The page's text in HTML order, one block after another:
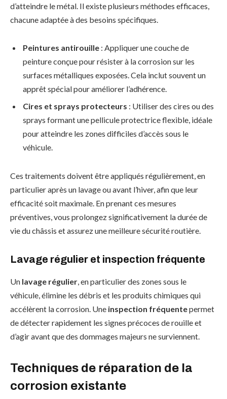
d’atteindre le métal. Il existe plusieurs méthodes efficaces,
chacune adaptée à des besoins spécifiques.
Peintures antirouille : Appliquer une couche de
peinture conçue pour résister à la corrosion sur les
surfaces métalliques exposées. Cela inclut souvent un
apprêt spécial pour améliorer l’adhérence.
Cires et sprays protecteurs : Utiliser des cires ou des
sprays formant une pellicule protectrice flexible, idéale
pour atteindre les zones difficiles d’accès sous le
véhicule.
Ces traitements doivent être appliqués régulièrement, en
particulier après un lavage ou avant l’hiver, afin que leur
efficacité soit maximale. En prenant ces mesures
préventives, vous prolongez significativement la durée de
vie du châssis et assurez une meilleure sécurité routière.
Lavage régulier et inspection fréquente
Un lavage régulier, en particulier des zones sous le
véhicule, élimine les débris et les produits chimiques qui
accélèrent la corrosion. Une inspection fréquentepermet
de détecter rapidement les signes précoces de rouille et
d’agir avant que des dommages majeurs ne surviennent.
Techniques de réparation de la
corrosion existante